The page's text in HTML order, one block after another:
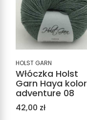
HOLST GARN
Włóczka Holst
Garn Haya kolor
adventure 08
Cena
42,00 zł